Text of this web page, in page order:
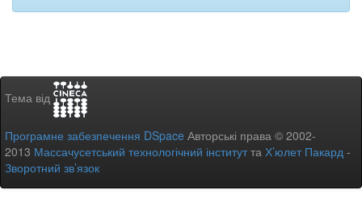
Тема від
Програмне забезпечення DSpace Авторські права © 2002-
2013 Массачусетський технологічний інститутта Х’юлет Пакард -
Зворотний зв’язок